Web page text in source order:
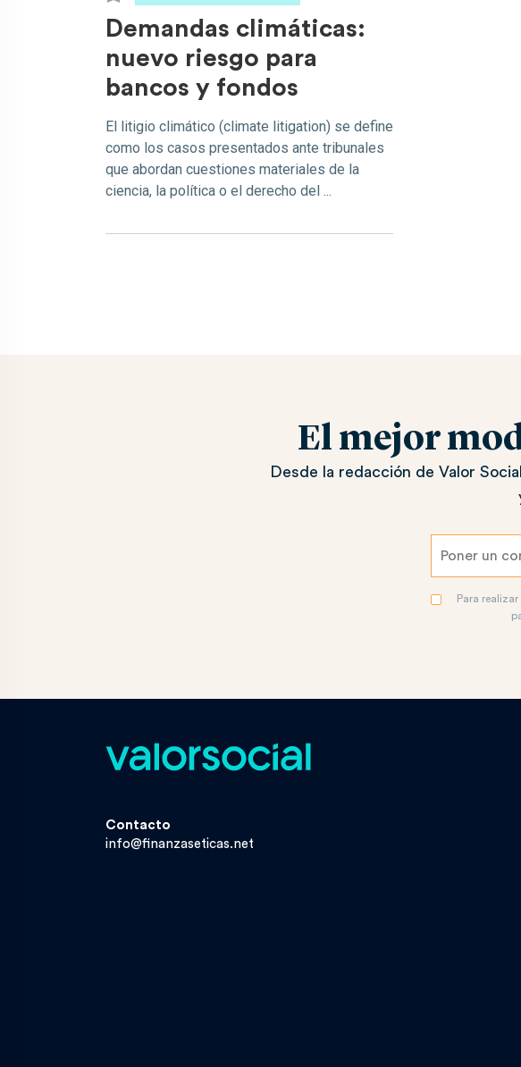
Demandas climáticas:
nuevo riesgo para
bancos y fondos
El litigio climático (climate litigation) se define
como los casos presentados ante tribunales
que abordan cuestiones materiales de la
ciencia, la política o el derecho del ...
El mejor
Desde la redacción de Valor
Para
Contacto
info@finanzaseticas.net